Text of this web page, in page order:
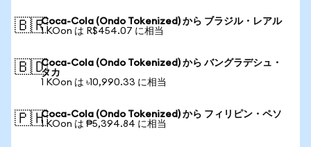
🇧🇷Coca-Cola (Ondo Tokenized) から ブラジル・レアル
1 KOon は R$454.07 に相当
🇧🇩Coca-Cola (Ondo Tokenized) から バングラデシュ・
タカ
1 KOon は ৳10,990.33 に相当
🇵🇭Coca-Cola (Ondo Tokenized) から フィリピン・ペソ
1 KOon は ₱5,394.84 に相当